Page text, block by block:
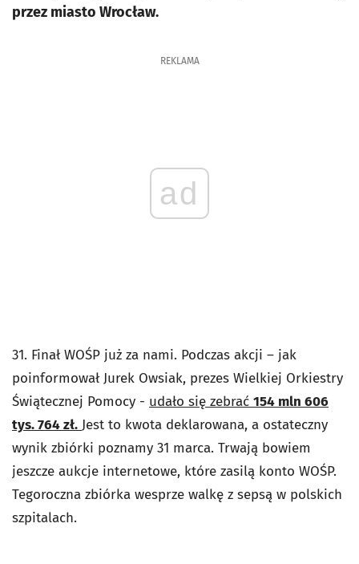
przez miasto Wrocław.
REKLAMA
ad
31. Finał WOŚP już za nami. Podczas akcji – jak
poinformował Jurek Owsiak, prezes Wielkiej Orkiestry
Świątecznej Pomocy - udało się zebrać 154 mln 606
tys. 764 zł. Jest to kwota deklarowana, a ostateczny
wynik zbiórki poznamy 31 marca. Trwają bowiem
jeszcze aukcje internetowe, które zasilą konto WOŚP.
Tegoroczna zbiórka wesprze walkę z sepsą w polskich
szpitalach.